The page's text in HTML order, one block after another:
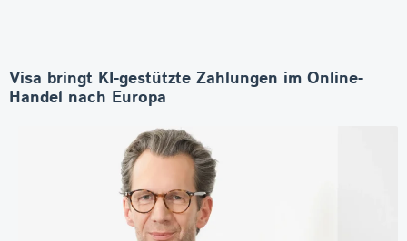
Visa bringt KI-gestützte Zahlungen im Online-
Handel nach Europa